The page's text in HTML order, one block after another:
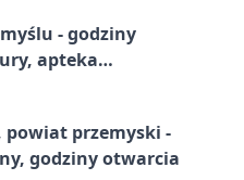
- godziny
apteka
powiat przemyski -
godziny otwarcia